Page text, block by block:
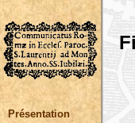
Présentation